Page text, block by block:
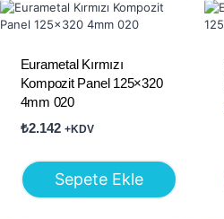
Eurametal Kırmızı
Kompozit Panel 125×320
4mm 020
₺2.142 +KDV
Sepete Ekle